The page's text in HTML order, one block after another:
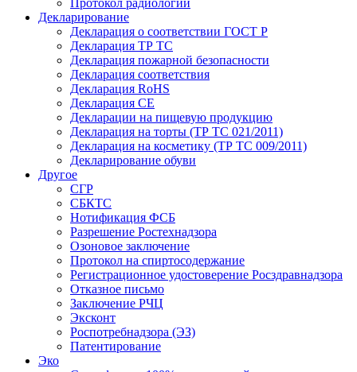
Декларирование
Декларация о соответствии ГОСТ Р
Декларация ТР ТС
Декларация пожарной безопасности
Декларация соответствия
Декларация RoHS
Декларация СЕ
Декларации на пищевую продукцию
Декларация на торты (ТР ТС 021/2011)
Декларация на косметику (ТР ТС 009/2011)
Декларирование обуви
Другое
СГР
СБКТС
Нотификация ФСБ
Разрешение Ростехнадзора
Озоновое заключение
Протокол на спиртосодержание
Регистрационное удостоверение Росздравнадзора
Отказное письмо
Заключение РЧЦ
Эксконт
Роспотребнадзора (ЭЗ)
Патентирование
Эко